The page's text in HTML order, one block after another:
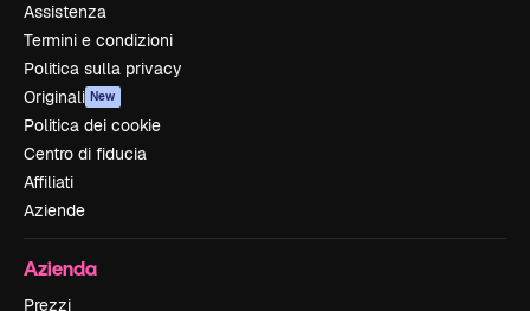
Assistenza
Termini e condizioni
Politica sulla privacy
Originali New
Politica dei cookie
Centro di fiducia
Affiliati
Aziende
Azienda
Prezzi